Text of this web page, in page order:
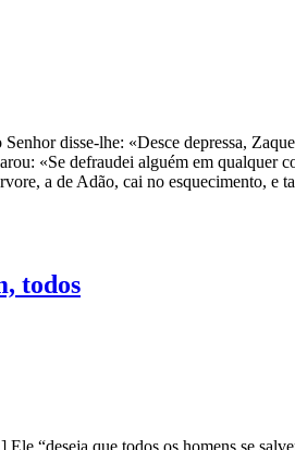
disse-lhe: «Desce depressa,
«Se defraudei alguém em qualquer
a de Adão, cai no esquecimento, e
todos
“deseja que todos os homens se